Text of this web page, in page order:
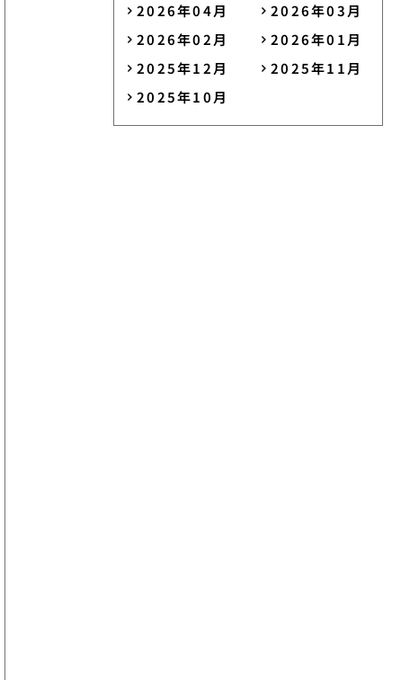
2026年04月
2026年03月
2026年02月
2026年01月
2025年12月
2025年11月
2025年10月